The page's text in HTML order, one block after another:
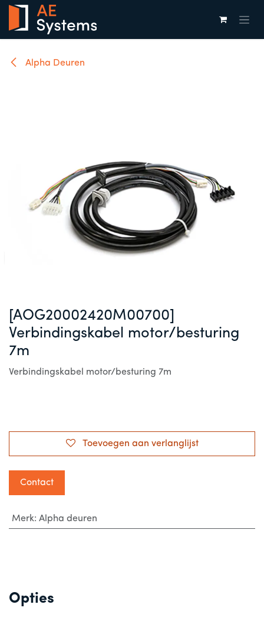
Overslaan naar inhoud
Alpha Deuren
[AOG20002420M00700]
Verbindingskabel motor/besturing
7m
Verbindingskabel motor/besturing 7m
Toevoegen aan verlanglijst
Contact
Merk: Alpha deuren
Opties